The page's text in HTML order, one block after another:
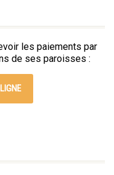
les paiements par
de ses paroisses :